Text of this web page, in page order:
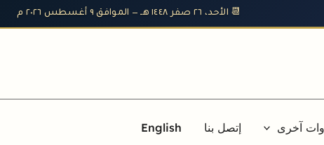
📆 الأحد، ٢٦ صفر ١٤٤٨ هـ — الموافق ٩ أغسطس ٢٠٢٦ م
آخرى إتصل بنا English